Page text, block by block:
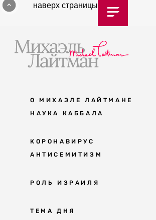
наверх страницы
О МИХАЭЛЕ ЛАЙТМАНЕ
НАУКА КАББАЛА
Мудрость каббалы
Каббала сегодня
Великие каббалисты
КОРОНАВИРУС
АНТИСЕМИТИЗМ
Антисемитизм в
Решение
РОЛЬ ИЗРАИЛЯ
ТЕМА ДНЯ